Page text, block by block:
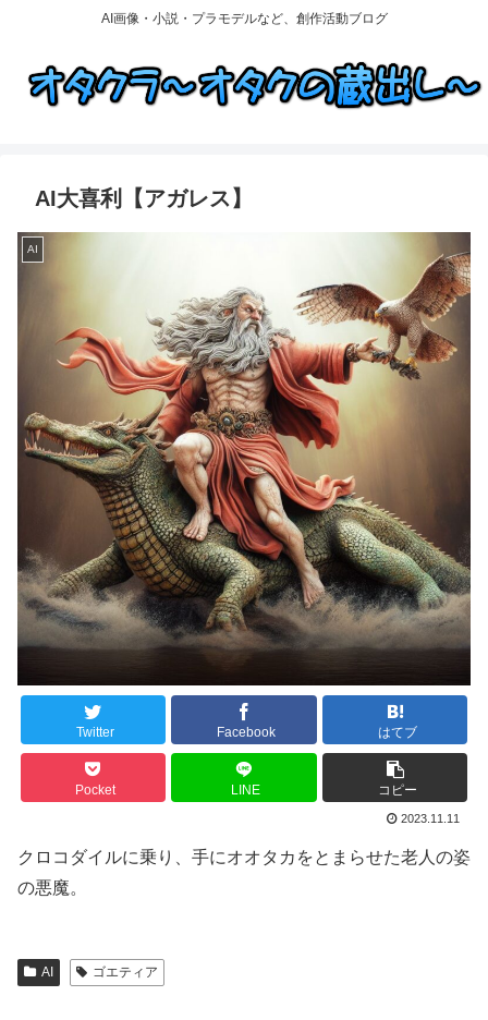
AI画像・小説・プラモデルなど、創作活動ブログ
AI大喜利【アガレス】
AI
Twitter Facebook はてブ
Pocket LINE コピー
2023.11.11
クロコダイルに乗り、手にオオタカをとまらせた老人の姿
の悪魔。
AI ゴエティア